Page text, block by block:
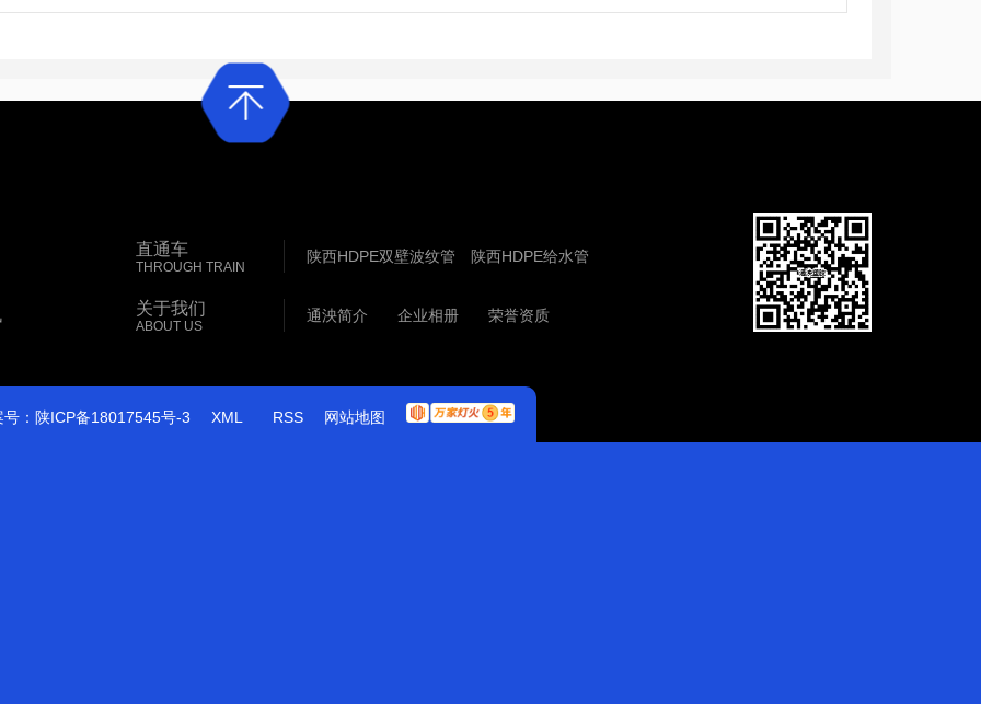
直通车
THROUGH TRAIN
陕西HDPE双壁波纹管
陕西HDPE给水管
关于我们
ABOUT US
通泱简介 企业相册 荣誉资质
： 陕ICP备18017545号-3 XML RSS 网站地图